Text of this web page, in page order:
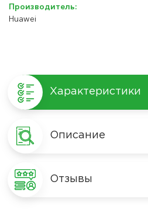
Производитель:
Huawei
Характеристики
Описание
Отзывы